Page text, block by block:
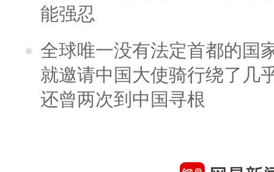
能强忍
全球唯一没有法定首都的国
就邀请中国大使骑行绕了几
还曾两次到中国寻根